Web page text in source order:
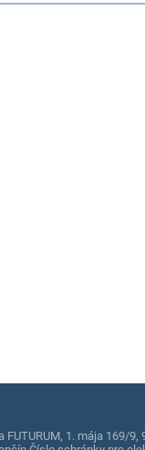
1. mája 169/9,